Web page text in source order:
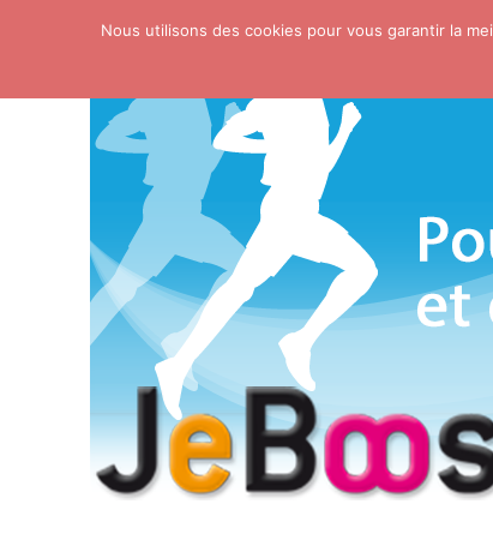
Skip to contentNous utilisons des cookies pour vous garantir la